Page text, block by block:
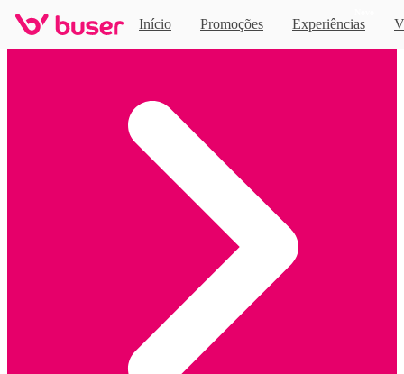
Início Promoções Experiências